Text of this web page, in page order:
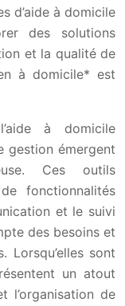
d’aide à domicile
des solutions
et la qualité de
à domicile* est
à domicile
gestion émergent
Ces outils
fonctionnalités
et le suivi
des besoins et
Lorsqu’elles sont
un atout
l’organisation de